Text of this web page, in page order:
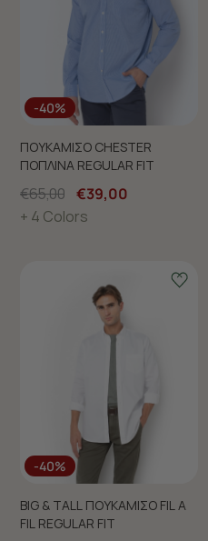
-40%
ΠΟΥΚΑΜΙΣΟ CHESTER
ΠΟΠΛΙΝΑ REGULAR FIT
€65,00 €39,00
+ 4 Colors
-40%
BIG & TALL ΠΟΥΚΑΜΙΣΟ FIL A
FIL REGULAR FIT